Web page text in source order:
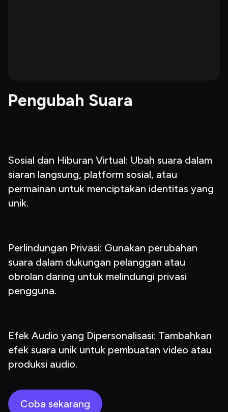
Pengubah Suara
Sosial dan Hiburan Virtual: Ubah suara dalam
siaran langsung, platform sosial, atau
permainan untuk menciptakan identitas yang
unik.
Perlindungan Privasi: Gunakan perubahan
suara dalam dukungan pelanggan atau
obrolan daring untuk melindungi privasi
pengguna.
Efek Audio yang Dipersonalisasi: Tambahkan
efek suara unik untuk pembuatan video atau
produksi audio.
Coba sekarang